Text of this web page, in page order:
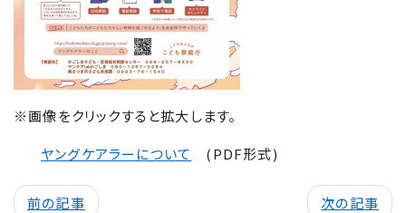
※画像をクリックすると拡大します。
ヤングケアラーについて
(PDF形式)
前の記事 次の記事